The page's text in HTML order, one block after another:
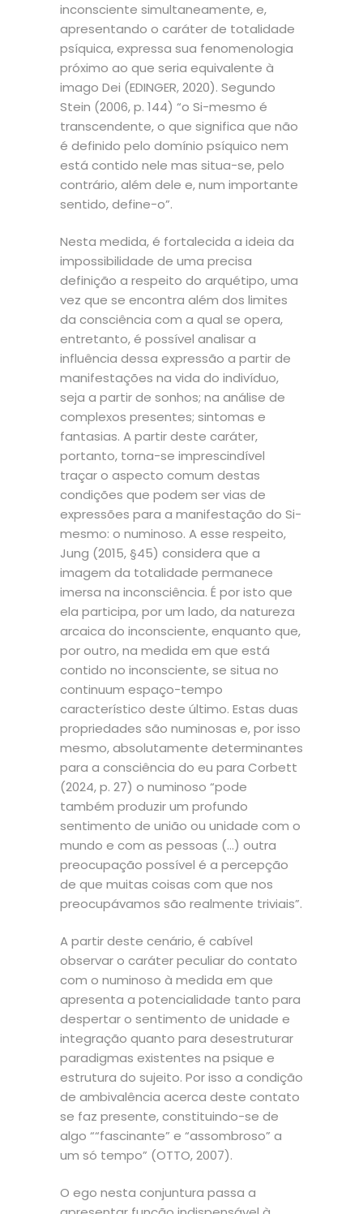
inconsciente simultaneamente, e,
apresentando o caráter de totalidade
psíquica, expressa sua fenomenologia
próximo ao que seria equivalente à
imago Dei (EDINGER, 2020). Segundo
Stein (2006, p. 144) “o Si-mesmo é
transcendente, o que significa que não
é definido pelo domínio psíquico nem
está contido nele mas situa-se, pelo
contrário, além dele e, num importante
sentido, define-o”.
Nesta medida, é fortalecida a ideia da
impossibilidade de uma precisa
definição a respeito do arquétipo, uma
vez que se encontra além dos limites
da consciência com a qual se opera,
entretanto, é possível analisar a
influência dessa expressão a partir de
manifestações na vida do indivíduo,
seja a partir de sonhos; na análise de
complexos presentes; sintomas e
fantasias. A partir deste caráter,
portanto, torna-se imprescindível
traçar o aspecto comum destas
condições que podem ser vias de
expressões para a manifestação do Si-
mesmo: o numinoso. A esse respeito,
Jung (2015, §45) considera que a
imagem da totalidade permanece
imersa na inconsciência. É por isto que
ela participa, por um lado, da natureza
arcaica do inconsciente, enquanto que,
por outro, na medida em que está
contido no inconsciente, se situa no
continuum espaço-tempo
característico deste último. Estas duas
propriedades são numinosas e, por isso
mesmo, absolutamente determinantes
para a consciência do eu para Corbett
(2024, p. 27) o numinoso “pode
também produzir um profundo
sentimento de união ou unidade com o
mundo e com as pessoas (…) outra
preocupação possível é a percepção
de que muitas coisas com que nos
preocupávamos são realmente triviais”.
A partir deste cenário, é cabível
observar o caráter peculiar do contato
com o numinoso à medida em que
apresenta a potencialidade tanto para
despertar o sentimento de unidade e
integração quanto para desestruturar
paradigmas existentes na psique e
estrutura do sujeito. Por isso a condição
de ambivalência acerca deste contato
se faz presente, constituindo-se de
algo ““fascinante” e “assombroso” a
um só tempo” (OTTO, 2007).
O ego nesta conjuntura passa a